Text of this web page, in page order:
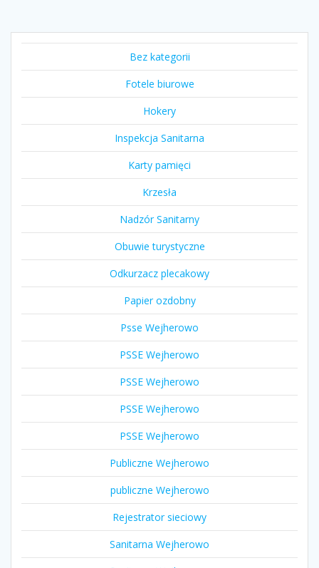
Bez kategorii
Fotele biurowe
Hokery
Inspekcja Sanitarna
Karty pamięci
Krzesła
Nadzór Sanitarny
Obuwie turystyczne
Odkurzacz plecakowy
Papier ozdobny
Psse Wejherowo
PSSE Wejherowo
PSSE Wejherowo
PSSE Wejherowo
PSSE Wejherowo
Publiczne Wejherowo
publiczne Wejherowo
Rejestrator sieciowy
Sanitarna Wejherowo